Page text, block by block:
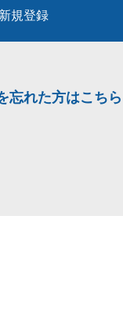
新規登録
忘れた方はこちら